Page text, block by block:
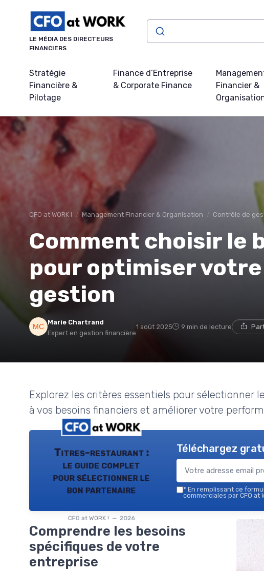
LE MÉDIA DES DIRECTEURS
FINANCIERS
Stratégie
Financière &
Pilotage
Finance d’Entreprise
& Corporate Finance
Financier &
CFO at WORK ! Management Financier & Organisation Contrôle de
Comment choisir le
pour optimiser
gestion
Marie Chartrand
Expert en gestion financière
1 août 2025 9 min de lecture
Explorez les critères essentiels pour sélectionner
à vos besoins financiers et améliorer votre
Titres-restaurant :
le guide complet
pour sélectionner le
bon partenaire
CFO at WORK ! — 2026
Téléchargez
* En remplissant ce
commerciales par CFO at
Comprendre les besoins
spécifiques de votre
entreprise